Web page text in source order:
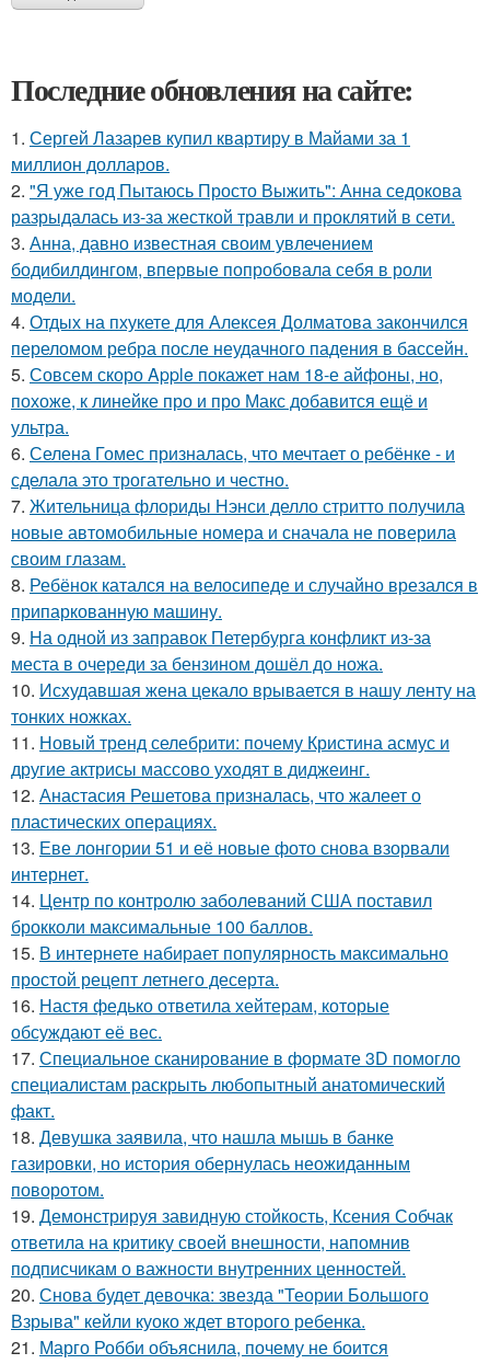
Последние обновления на сайте:
1. Сергей Лазарев купил квартиру в Майами за 1
миллион долларов.
2. "Я уже год Пытаюсь Просто Выжить": Анна седокова
разрыдалась из-за жесткой травли и проклятий в сети.
3. Анна, давно известная своим увлечением
бодибилдингом, впервые попробовала себя в роли
модели.
4. Отдых на пхукете для Алексея Долматова закончился
переломом ребра после неудачного падения в бассейн.
5. Совсем скоро Apple покажет нам 18-е айфоны, но,
похоже, к линейке про и про Макс добавится ещё и
ультра.
6. Селена Гомес призналась, что мечтает о ребёнке - и
сделала это трогательно и честно.
7. Жительница флориды Нэнси делло стритто получила
новые автомобильные номера и сначала не поверила
своим глазам.
8. Ребёнок катался на велосипеде и случайно врезался в
припаркованную машину.
9. На одной из заправок Петербурга конфликт из-за
места в очереди за бензином дошёл до ножа.
10. Исхудавшая жена цекало врывается в нашу ленту на
тонких ножках.
11. Новый тренд селебрити: почему Кристина асмус и
другие актрисы массово уходят в диджеинг.
12. Анастасия Решетова призналась, что жалеет о
пластических операциях.
13. Еве лонгории 51 и её новые фото снова взорвали
интернет.
14. Центр по контролю заболеваний США поставил
брокколи максимальные 100 баллов.
15. В интернете набирает популярность максимально
простой рецепт летнего десерта.
16. Настя федько ответила хейтерам, которые
обсуждают её вес.
17. Специальное сканирование в формате 3D помогло
специалистам раскрыть любопытный анатомический
факт.
18. Девушка заявила, что нашла мышь в банке
газировки, но история обернулась неожиданным
поворотом.
19. Демонстрируя завидную стойкость, Ксения Собчак
ответила на критику своей внешности, напомнив
подписчикам о важности внутренних ценностей.
20. Снова будет девочка: звезда "Теории Большого
Взрыва" кейли куоко ждет второго ребенка.
21. Марго Робби объяснила, почему не боится